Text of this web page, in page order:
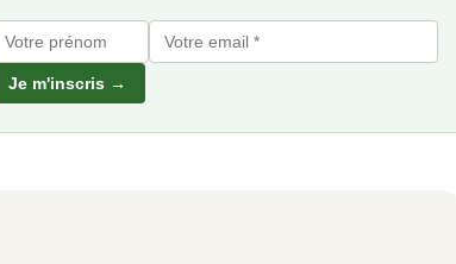
Je m'inscris →